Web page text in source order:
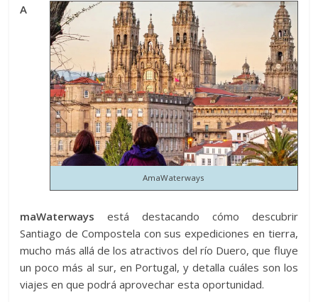
AmaWaterways
A
maWaterways está destacando cómo descubrir
Santiago de Compostela con sus expediciones en tierra,
mucho más allá de los atractivos del río Duero, que fluye
un poco más al sur, en Portugal, y detalla cuáles son los
viajes en que podrá aprovechar esta oportunidad.